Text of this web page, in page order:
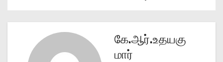
கே.ஆர்.உதயகு
மார்